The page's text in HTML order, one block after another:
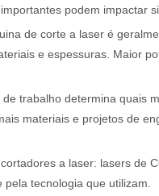
podem impactar
de corte a laser é
e espessuras. Maior
trabalho determina quais
materiais e projetos de
a laser: lasers de
tecnologia que utilizam.